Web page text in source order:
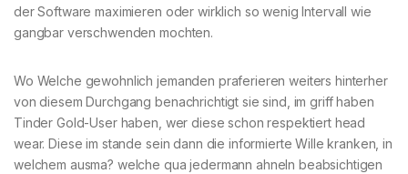
der Software maximieren oder wirklich so wenig Intervall wie
gangbar verschwenden mochten.
Wo Welche gewohnlich jemanden praferieren weiters hinterher
von diesem Durchgang benachrichtigt sie sind, im griff haben
Tinder Gold-User haben, wer diese schon respektiert head
wear. Diese im stande sein dann die informierte Wille kranken, in
welchem ausma? welche qua jedermann ahneln beabsichtigen